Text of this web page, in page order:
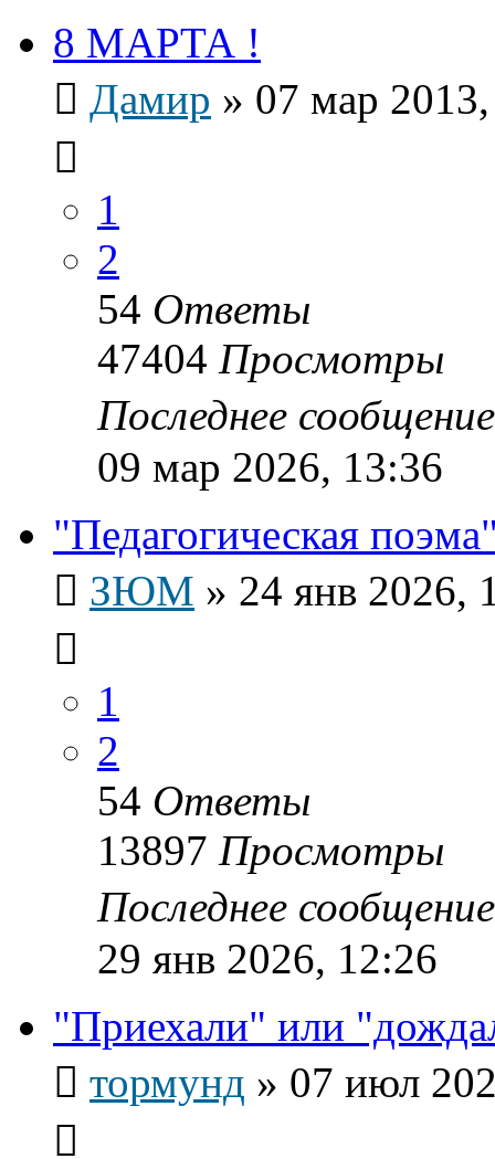
8 МАРТА !
Дамир » 07 мар
1
2
54 Ответы
47404 Просмотры
Последнее
09 мар 2026, 13:36
"Педагогическая
ЗЮМ » 24 янв 2026,
1
2
54 Ответы
13897 Просмотры
Последнее
29 янв 2026, 12:26
"Приехали" или
тормунд » 07 июл